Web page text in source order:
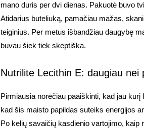
mano duris per dvi dienas. Pakuotė buvo
Atidarius buteliuką, pamačiau mažas,
teiginius. Per metus išbandžiau daugybę
buvau šiek tiek skeptiška.
Nutrilite Lecithin E: daugiau
Pirmiausia norėčiau paaiškinti, kad jau
kad šis maisto papildas suteiks energijos
Po kelių savaičių kasdienio vartojimo,